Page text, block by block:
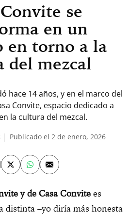
se
en un
en torno a la
del mezcal
hace 14 años, y en el marco del
Convite, espacio dedicado a
la cultura del mezcal.
Publicado el 2 de enero, 2026
y de Casa Convite es
distinta –yo diría más honesta